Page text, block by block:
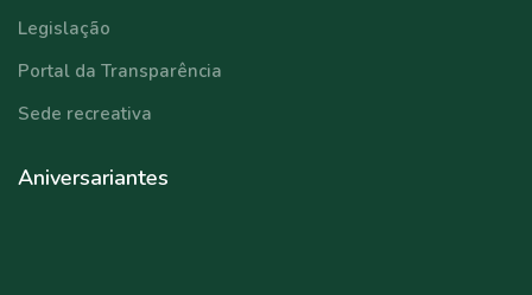
Legislação
Portal da Transparência
Sede recreativa
Aniversariantes